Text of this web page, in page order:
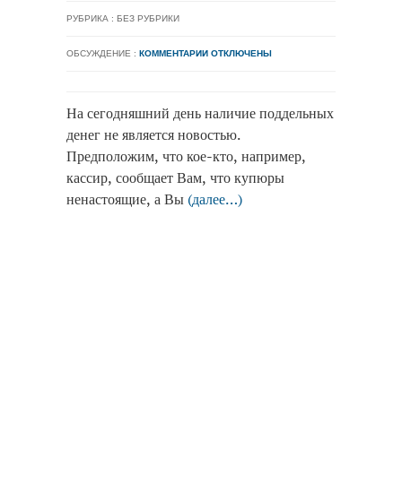
РУБРИКА : БЕЗ РУБРИКИ
ОБСУЖДЕНИЕ : КОММЕНТАРИИ ОТКЛЮЧЕНЫ
На сегодняшний день наличие поддельных
денег не является новостью.
Предположим, что кое-кто, например,
кассир, сообщает Вам, что купюры
ненастоящие, а Вы (далее…)